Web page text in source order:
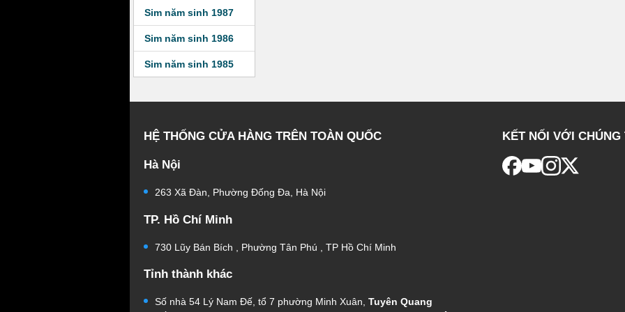
Sim năm sinh 1987
Sim năm sinh 1986
Sim năm sinh 1985
HỆ THỐNG CỬA HÀNG TRÊN TOÀN QUỐC
Hà Nội
263 Xã Đàn, Phường Đống Đa, Hà Nội
TP. Hồ Chí Minh
730 Lũy Bán Bích , Phường Tân Phú , TP Hồ Chí Minh
Tỉnh thành khác
Số nhà 54 Lý Nam Đế, tổ 7 phường Minh Xuân, Tuyên Quang
KẾT NỐI VỚI CHÚNG